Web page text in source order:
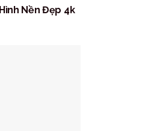
Nền Đẹp 4k